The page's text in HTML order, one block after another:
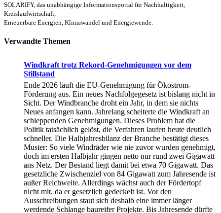
SOLARIFY, das unabhängige Informationsportal für Nachhaltigkeit,
Kreislaufwirtschaft,
Erneuerbare Energien, Klimawandel und Energiewende.
Verwandte Themen
Windkraft trotz Rekord-Genehmigungen vor dem
Stillstand
Ende 2026 läuft die EU-Genehmigung für Ökostrom-
Förderung aus. Ein neues Nachfolgegesetz ist bislang nicht in
Sicht. Der Windbranche droht ein Jahr, in dem sie nichts
Neues anfangen kann. Jahrelang scheiterte die Windkraft an
schleppenden Genehmigungen. Dieses Problem hat die
Politik tatsächlich gelöst, die Verfahren laufen heute deutlich
schneller. Die Halbjahresbilanz der Branche bestätigt dieses
Muster: So viele Windräder wie nie zuvor wurden genehmigt,
doch im ersten Halbjahr gingen netto nur rund zwei Gigawatt
ans Netz. Der Bestand liegt damit bei etwa 70 Gigawatt. Das
gesetzliche Zwischenziel von 84 Gigawatt zum Jahresende ist
außer Reichweite. Allerdings wächst auch der Fördertopf
nicht mit, da er gesetzlich gedeckelt ist. Vor den
Ausschreibungen staut sich deshalb eine immer länger
werdende Schlange baureifer Projekte. Bis Jahresende dürfte